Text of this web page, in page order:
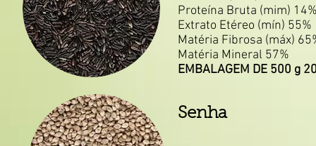
Proteína Bruta (mim)
Extrato Etéreo (mín) 55%
Matéria Fibrosa (máx)
Matéria Mineral 57%
EMBALAGEM DE 500 g
Senha